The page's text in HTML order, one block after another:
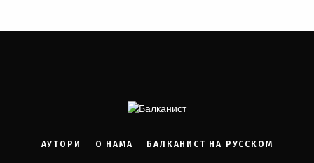
АУТОРИ О НАМА БАЛКАНИСТ НА РУССКОМ